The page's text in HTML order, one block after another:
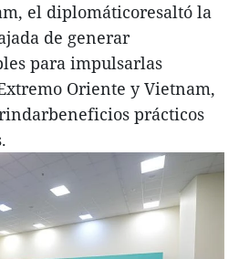
el diplomáticoresaltó la
de generar
para impulsarlas
Oriente y Vietnam,
prácticos